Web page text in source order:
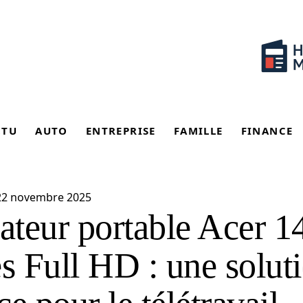
AUTO ENTREPRISE FAMILLE FINANCE
novembre 2025
portable Acer
Full HD : une